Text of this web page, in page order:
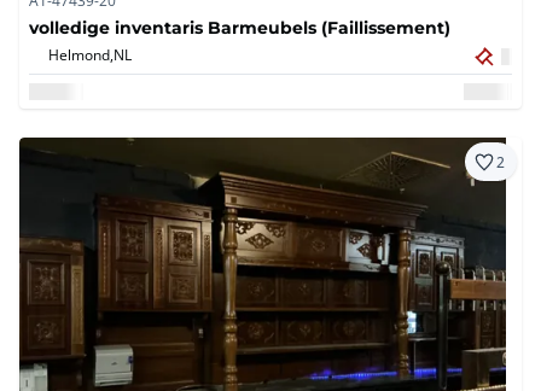
volledige inventaris Barmeubels (Faillissement)
Helmond,NL
2